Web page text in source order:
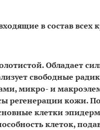
в состав всех
Обладает
свободные
микро- и
регенерации кожи.
клетки
клеток,